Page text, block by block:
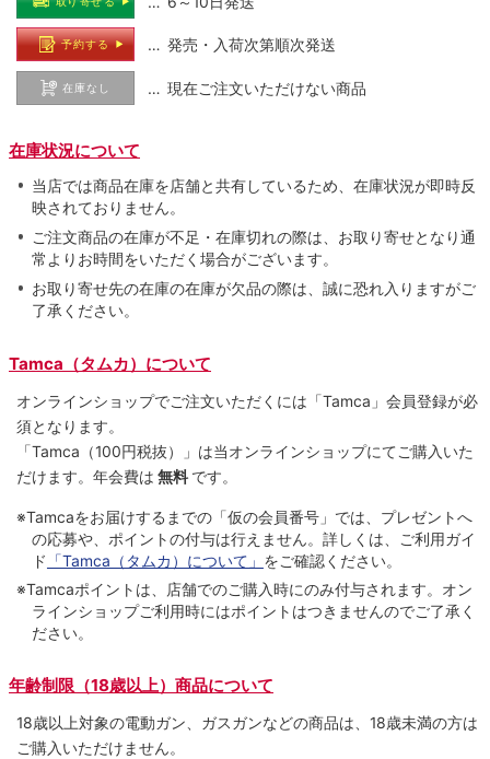
予約する … 発売・入荷次第順次発送
在庫なし … 現在ご注文いただけない商品
在庫状況について
当店では商品在庫を店舗と共有しているため、在庫状況が即時反
映されておりません。
ご注文商品の在庫が不足・在庫切れの際は、お取り寄せとなり通
常よりお時間をいただく場合がございます。
お取り寄せ先の在庫の在庫が欠品の際は、誠に恐れ入りますがご
了承ください。
Tamca（タムカ）について
オンラインショップでご注⽂いただくには「Tamca」会員登録が必
須となります。
「Tamca （100円税抜）
」は当オンラインショップにてご購⼊いた
だけます。 年会費は 無料 です。
※Tamcaをお届けするまでの「仮の会員番号」では、プレゼントへ
の応募や、ポイントの付与は⾏えません。詳しくは、ご利⽤ガイ
ド 「Tamca（タムカ）について」 をご確認ください。
※Tamcaポイントは、店舗でのご購⼊時にのみ付与されます。オン
ラインショップご利用時にはポイントはつきませんのでご了承く
ださい。
年齢制限（18歳以上）商品について
18歳以上対象の電動ガン、ガスガンなどの商品は、18歳未満の方は
ご購入いただけません。